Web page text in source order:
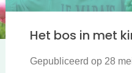
Het bos in met
Gepubliceerd op 28